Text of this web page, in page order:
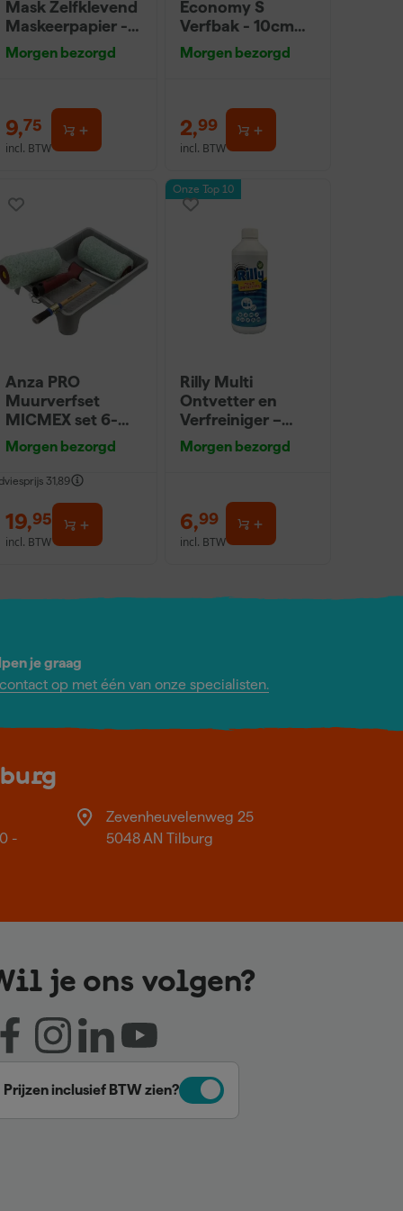
Mask Zelfklevend
Maskeerpapier -
Bruin - 75mm x
50m
Morgen bezorgd
9,75
incl. BTW
Economy S
Verfbak - 10cm
Roller - 15 x 32 cm
+ 5 inzetbakken
Morgen bezorgd
2,99
incl. BTW
Anza PRO
Muurverfset
MICMEX set 6-
delig
Morgen bezorgd
31,89
19,95
incl. BTW
Onze Top 10
Rilly Multi
Ontvetter en
Verfreiniger –
0,5L
Morgen bezorgd
6,99
incl. BTW
je graag
op met één van onze specialisten.
-
Zevenheuvelenweg 25
5048 AN Tilburg
je ons volgen?
Prijzen inclusief BTW zien?